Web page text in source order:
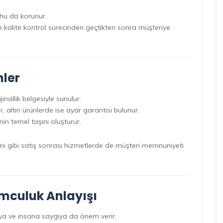
da korunur.
kalite kontrol sürecinden geçtikten sonra müşteriye
belgesiyle sunulur.
altın ürünlerde ise ayar garantisi bulunur.
temel taşını oluşturur.
gibi satış sonrası hizmetlerde de müşteri memnuniyeti
Anlayışı
ve insana saygıya da önem verir.